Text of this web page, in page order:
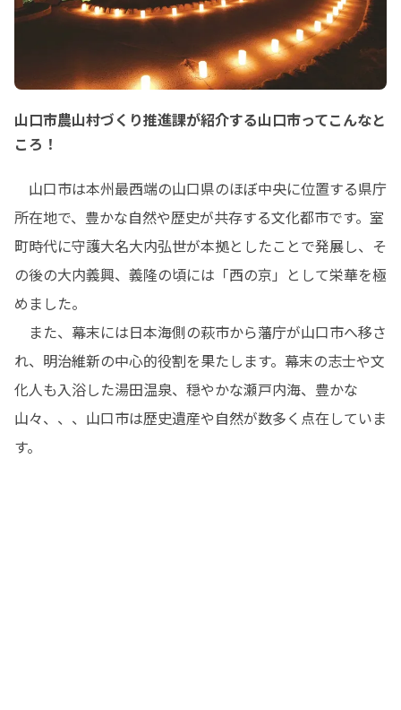
山口市農山村づくり推進課が紹介する山口市ってこんなと
ころ！
山口市は本州最西端の山口県のほぼ中央に位置する県庁
所在地で、豊かな自然や歴史が共存する文化都市です。室
町時代に守護大名大内弘世が本拠としたことで発展し、そ
の後の大内義興、義隆の頃には「西の京」として栄華を極
めました。
また、幕末には日本海側の萩市から藩庁が山口市へ移さ
れ、明治維新の中心的役割を果たします。幕末の志士や文
化人も入浴した湯田温泉、穏やかな瀬戸内海、豊かな
山々、、、山口市は歴史遺産や自然が数多く点在していま
す。